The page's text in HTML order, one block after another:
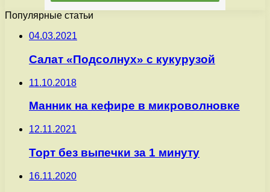
Популярные статьи
04.03.2021
Салат «Подсолнух» с кукурузой
11.10.2018
Манник на кефире в микроволновке
12.11.2021
Торт без выпечки за 1 минуту
16.11.2020